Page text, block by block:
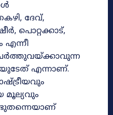
ദേവ്,
പൊറ്റക്കാട്,
എന്നീ
എന്നാണ്.
മൂല്യവും